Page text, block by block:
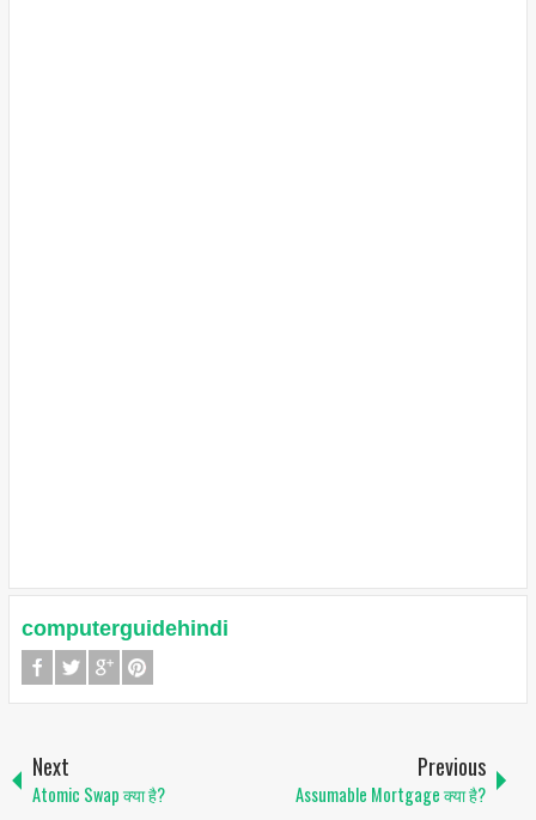
computerguidehindi
Next
Atomic Swap क्या है?
Previous
Assumable Mortgage क्या है?